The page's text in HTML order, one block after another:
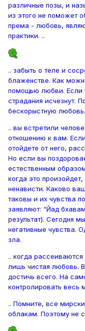
различные позы, и
из этого не поможет
према - любовь,
практики. ..
.. забыть о теле и
блаженстве. Как
помощью любви. Если
страдания исчезнут.
бескорыстную любовь.
.. вы встретили
отношению к вам.
отойдете от него,
Но если вы
естественным
когда это
ненависти. Каково
таковы и их чувства
заявляют: “Йад
результат). Сегодня
негативные чувства.
зла.
.. когда
лишь чистая любовь.
достичь всего. На
контролировать весь
.. Помните, все
облакам. Поэтому не